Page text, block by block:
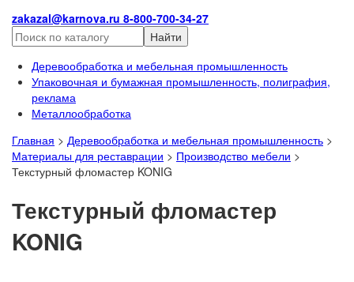
zakazal@karnova.ru 8-800-700-34-27
Найти
Деревообработка и мебельная промышленность
Упаковочная и бумажная промышленность, полиграфия,
реклама
Металлообработка
Главная > Деревообработка и мебельная промышленность >
Материалы для реставрации > Производство мебели >
Текстурный фломастер KONIG
Текстурный фломастер
KONIG